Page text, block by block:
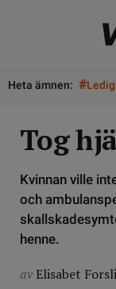
Heta ämnen: #
Tog
Kvinnan ville
och
henne.
av Elisabet